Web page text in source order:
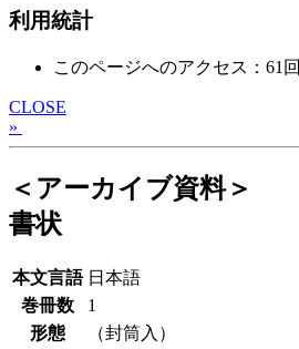
利用統計
このページへのアクセス：61回
CLOSE
»
＜アーカイブ資料＞
書状
本文言語 日本語
巻冊数
1
形態
（封筒入）